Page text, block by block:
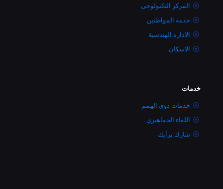
المركز التكنولوجى
خدمة المواطنين
الاداره الهندسية
الاسكان
خدمات
خدمات ذوى الهمم
اللقاء الجماهيري
شارك برأيك